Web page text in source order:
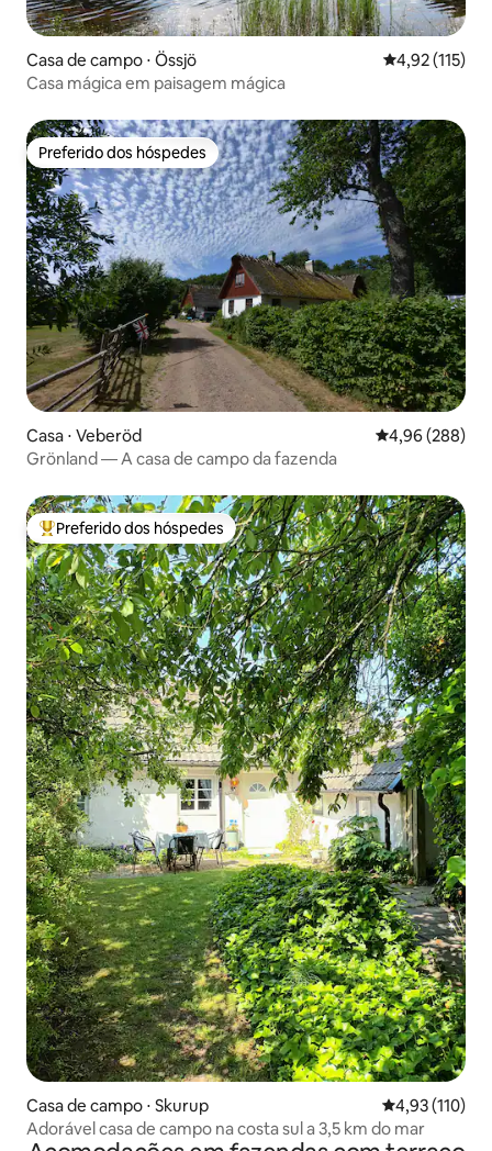
Casa de campo ⋅ Össjö 4,92 de uma
4,92 (115)
Casa mágica em paisagem mágica
Preferido dos hóspedes
Preferido dos hóspedes
Casa ⋅ Veberöd 4,96 de uma
4,96 (288)
Grönland — A casa de campo da fazenda
Entre os melhores preferidos dos hóspedes
Preferido dos hóspedes
Casa de campo ⋅ Skurup 4,93 de uma
4,93 (110)
Adorável casa de campo na costa sul a 3,5 km do mar